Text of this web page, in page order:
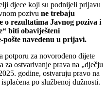
djece koji su podnijeli prijavu
pozivu ne trebaju
o rezultatima Javnog poziva i
biti obaviješteni
pošte navedenu u prijavi.
potporu za novorođeno dijete
za ostvarivanje prava na „dječju
godine, ostvaruju pravo na
po službenoj dužnosti.